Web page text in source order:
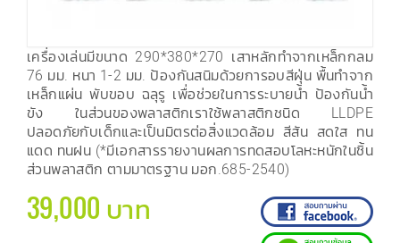
เครื่องเล่นมีขนาด 290*380*270 เสาหลักทำจากเหล็กกลม
76 มม. หนา 1-2 มม. ป้องกันสนิมด้วยการอบสีฝุ่น พื้นทำจาก
เหล็กแผ่น พับขอบ ฉลุรู เพื่อช่วยในการระบายน้ำ ป้องกันน้ำ
ขัง ในส่วนของพลาสติกเราใช้พลาสติกชนิด LLDPE
ปลอดภัยกับเด็กและเป็นมิตรต่อสิ่งแวดล้อม สีสัน สดใส ทน
แดด ทนฝน (*มีเอกสารรายงานผลการทดสอบโลหะหนักในชิ้น
ส่วนพลาสติก ตามมาตรฐาน มอก.685-2540)
39,000 บาท